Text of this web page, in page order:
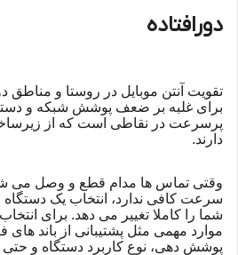
دورافتاده
تقویت آنتن موبایل در روستا و مناطق
برای غلبه بر ضعف پوشش شبکه و
پرسرعت در نقاطی است که از
دارند.
وقتی تماس ها مدام قطع و وصل می
سرعت کافی ندارد، انتخاب یک دستگاه
شما را کاملا تغییر می دهد. برای انتخاب
موارد مهمی مثل پشتیبانی از باند های
پوشش دهی، نوع کاربرد دستگاه و